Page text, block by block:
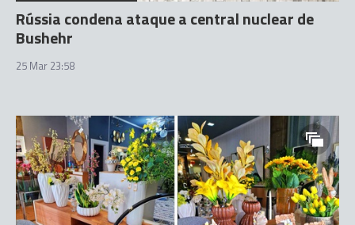
Rússia condena ataque a central nuclear de
Bushehr
25 Mar 23:58